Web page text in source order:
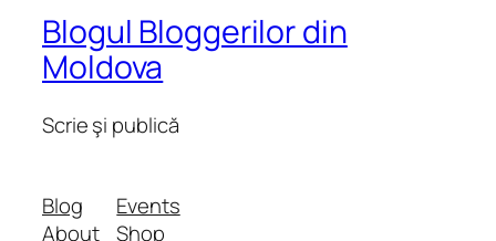
Blogul Bloggerilor din
Moldova
Scrie şi publică
Blog
About
Events
Shop